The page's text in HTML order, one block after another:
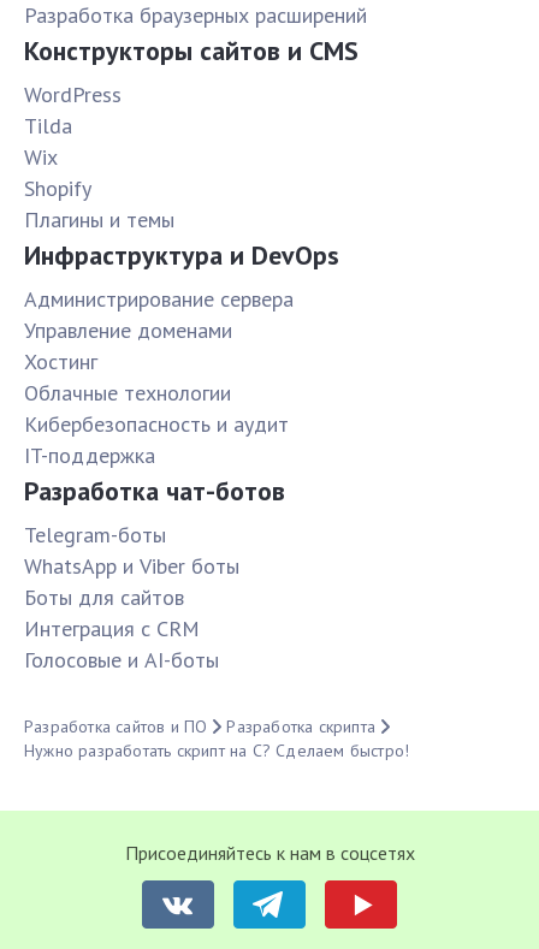
Разработка браузерных расширений
Конструкторы сайтов и CMS
WordPress
Tilda
Wix
Shopify
Плагины и темы
Инфраструктура и DevOps
Администрирование сервера
Управление доменами
Хостинг
Облачные технологии
Кибербезопасность и аудит
IT-поддержка
Разработка чат-ботов
Telegram-боты
WhatsApp и Viber боты
Боты для сайтов
Интеграция с CRM
Голосовые и AI-боты
Разработка сайтов и ПО
Разработка скрипта
Нужно разработать скрипт на C? Сделаем быстро!
Присоединяйтесь к нам в соцсетях